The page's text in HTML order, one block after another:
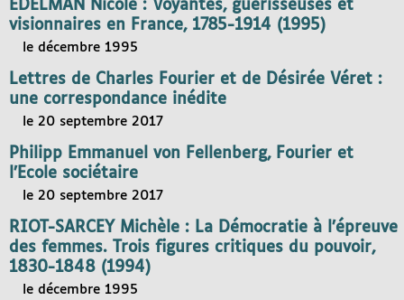
EDELMAN Nicole : Voyantes, guérisseuses et
visionnaires en France, 1785-1914 (1995)
le décembre 1995
Lettres de Charles Fourier et de Désirée Véret :
une correspondance inédite
le 20 septembre 2017
Philipp Emmanuel von Fellenberg, Fourier et
l’Ecole sociétaire
le 20 septembre 2017
RIOT-SARCEY Michèle : La Démocratie à l’épreuve
des femmes. Trois figures critiques du pouvoir,
1830-1848 (1994)
le décembre 1995